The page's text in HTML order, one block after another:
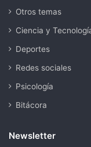
Otros temas
Ciencia y
Deportes
Redes sociales
Psicología
Bitácora
Newsletter